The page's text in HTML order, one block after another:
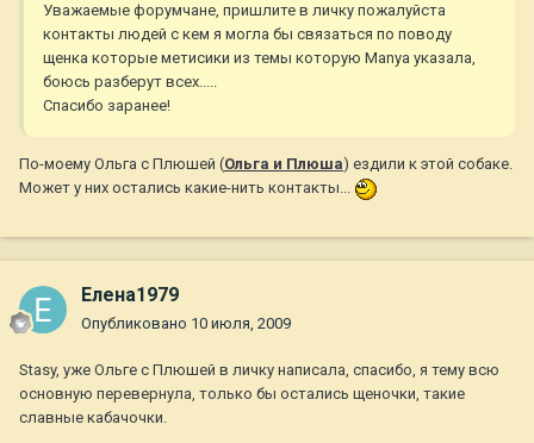
Уважаемые форумчане, пришлите в личку пожалуйста
контакты людей с кем я могла бы связаться по поводу
щенка которые метисики из темы которую Manya указала,
боюсь разберут всех.....
Спасибо заранее!
По-моему Ольга с Плюшей (Ольга и Плюша) ездили к этой собаке.
Может у них остались какие-нить контакты...
Елена1979
Опубликовано 10 июля, 2009
Stasy, уже Ольге с Плюшей в личку написала, спасибо, я тему всю
основную перевернула, только бы остались щеночки, такие
славные кабачочки.